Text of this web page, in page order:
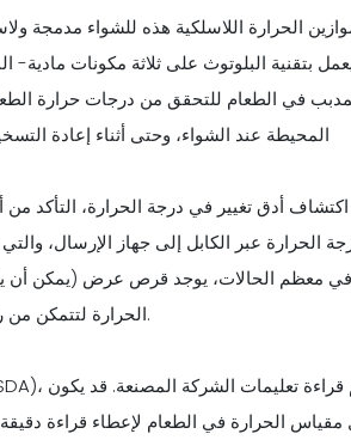
الحرارة اللاسلكية هذه للشواء مدمجة
بتقنية البلوتوث على ثلاثة مكونات مادية-
في الطعام للتحقق من درجات حرارة
المحيطة عند الشواء، وحتى أثناء إعادة
أدق تغيير في درجة الحرارة، التأكد
الحرارة عبر الكابل إلى جهاز الإرسال،
معظم الحالات، يوجد قرص عرض (يمكن أن
الحرارة لتتمكن من رؤية درجة الحرارة إذا كنت بجواره.
الحرارة في الطعام لإعطاء قراءة